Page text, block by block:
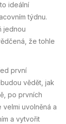
ideální
týdnu.
jednou
že tohle
první
vědět, jak
po prvních
velmi uvolněná a
a vytvořit